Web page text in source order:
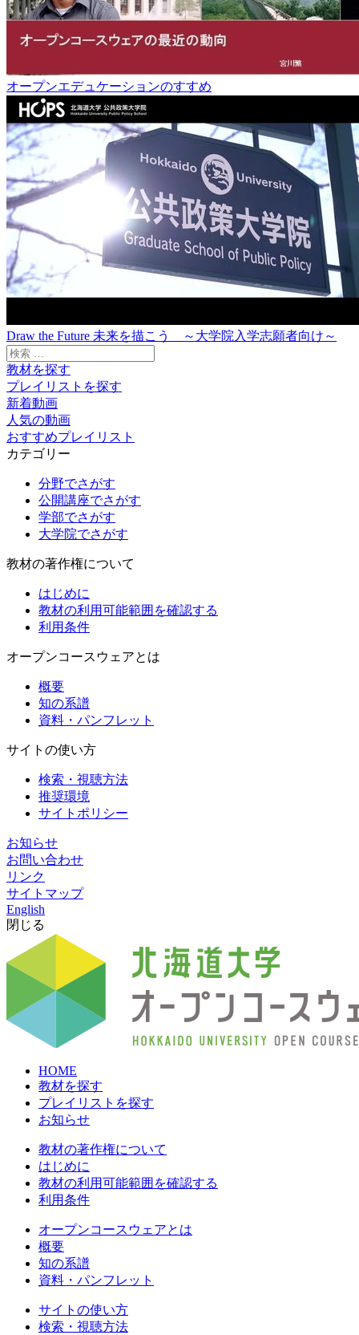
オープンエデュケーションのすすめ
Draw the Future 未来を描こう ～大学院入学志願者向け～
検
索:
教材を探す
プレイリストを探す
新着動画
人気の動画
おすすめプレイリスト
カテゴリー
分野でさがす
公開講座でさがす
学部でさがす
大学院でさがす
教材の著作権について
はじめに
教材の利用可能範囲を確認する
利用条件
オープンコースウェアとは
概要
知の系譜
資料・パンフレット
サイトの使い方
検索・視聴方法
推奨環境
サイトポリシー
お知らせ
お問い合わせ
リンク
サイトマップ
English
閉じる
HOME
教材を探す
プレイリストを探す
お知らせ
教材の著作権について
はじめに
教材の利用可能範囲を確認する
利用条件
オープンコースウェアとは
概要
知の系譜
資料・パンフレット
サイトの使い方
検索・視聴方法